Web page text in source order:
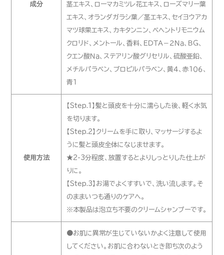
成分
茎エキス、ローマカミツレ花エキス、ローズマリー葉
エキス、オランダガラシ葉／茎エキス、セイヨウアカ
マツ球果エキス、カキタンニン、ベヘントリモニウム
クロリド、メントール、香料、ＥＤＴＡ－２Ｎａ、ＢＧ、
クエン酸Ｎａ、ステアリン酸グリセリル、硫酸亜鉛、
メチルパラベン、プロピルパラベン、黄４、赤１０６、
青１
使用方法
【Step.1】髪と頭皮を十分に濡らした後、軽く水気
を切ります。
【Step.2】クリームを手に取り、マッサージするよ
うに髪と頭皮全体になじませます。
★2-3分程度、放置するとよりしっとりした仕上が
りに。
【Step.3】お湯でよくすすいで、洗い流します。そ
のままいつも通りのケアへ。
※本製品は泡立ち不要のクリームシャンプーです。
●お肌に異常が生じていないかよく注意して使用
してください。お肌に合わないとき即ち次のよう